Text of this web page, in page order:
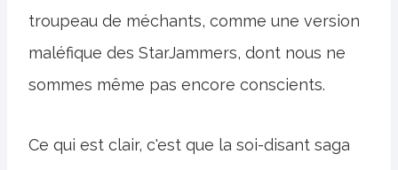
troupeau de méchants, comme une version
maléfique des StarJammers, dont nous ne
sommes même pas encore conscients.
Ce qui est clair, c'est que la soi-disant saga